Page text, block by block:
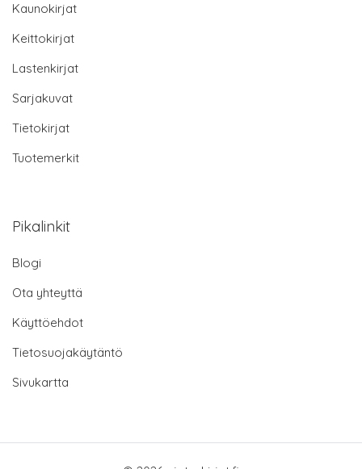
Kaunokirjat
Keittokirjat
Lastenkirjat
Sarjakuvat
Tietokirjat
Tuotemerkit
Pikalinkit
Blogi
Ota yhteyttä
Käyttöehdot
Tietosuojakäytäntö
Sivukartta